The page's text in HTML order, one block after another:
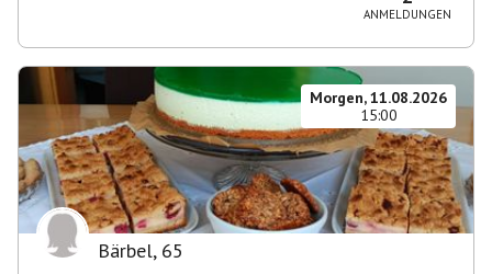
ANMELDUNGEN
Morgen, 11.08.2026
15:00
Bärbel, 65